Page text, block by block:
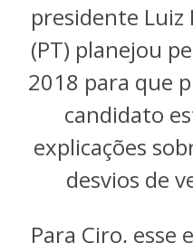
presidente Luiz
(PT) planejou
2018 para que
candidato
explicações
desvios de
Para Ciro, esse